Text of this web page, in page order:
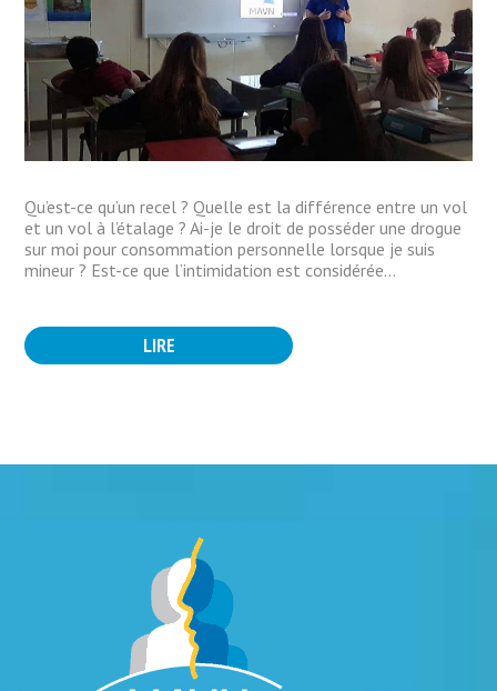
Qu’est-ce qu’un recel ? Quelle est la différence entre un vol
et un vol à l’étalage ? Ai-je le droit de posséder une drogue
sur moi pour consommation personnelle lorsque je suis
mineur ? Est-ce que l’intimidation est considérée...
LIRE